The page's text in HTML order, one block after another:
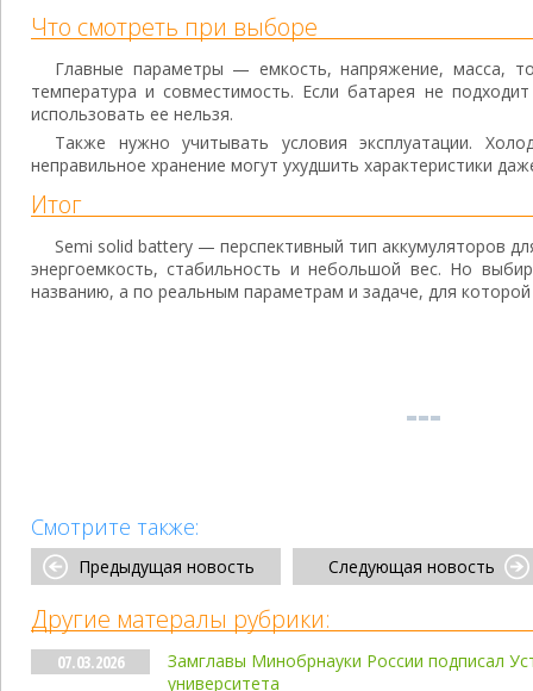
Что смотреть при выборе
Главные параметры — емкость, напряжение, масса,
температура и совместимость. Если батарея не
использовать ее нельзя.
Также нужно учитывать условия эксплуатации.
неправильное хранение могут ухудшить характеристики
Итог
Semi solid battery — перспективный тип аккумуляторов
энергоемкость, стабильность и небольшой вес. Но
названию, а по реальным параметрам и задаче, для которой
Смотрите также:
Предыдущая новость Следующая новость
Другие матералы рубрики:
07.03.2026
Замглавы Минобрнауки России подписал
университета